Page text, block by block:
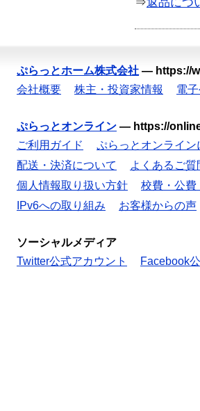
ぷらっとホーム株式会社 — https://
会社概要
株主・投資家情報 電
ぷらっとオンライン — https://
ご利用ガイド
ぷらっとオンライン
配送・決済について
よくあるご質
個人情報取り扱い方針
校費・公費
IPv6への取り組み
お客様からの声
ソーシャルメディア
Twitter公式アカウント
Facebook